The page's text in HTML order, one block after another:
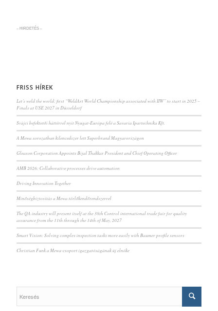
– HIRDETÉS –
FRISS HÍREK
Let’s weld the world: first “WeldArt World Championship associated with IIW” to start in 2025 –
Finals at USE 2027 in Düsseldorf
Svájci befektetői háttérrel nyit Nyugat-Európa felé a Savaria Ipartechnika Kft.
A Mewa sorozatban kilencedszer lett Superbrand Magyarországon
Gleason Corporation Appoints Bijal Thakkar President and Chief Operating Officer
AMB 2026: Collaborative processes drive automation
Driving Innovation Together
Minőségbiztosítás a Mewa törlőkendőrendszerrel
The QA industry will present itself at the 38th Control international trade fair for quality
assurance from the 11th through the 14th of May, 2027
Smart Vision: Solving complex inspection tasks more easily with Baumer profile sensors
Christian Funk a Mewa-csoport igazgatóságának új elnöke